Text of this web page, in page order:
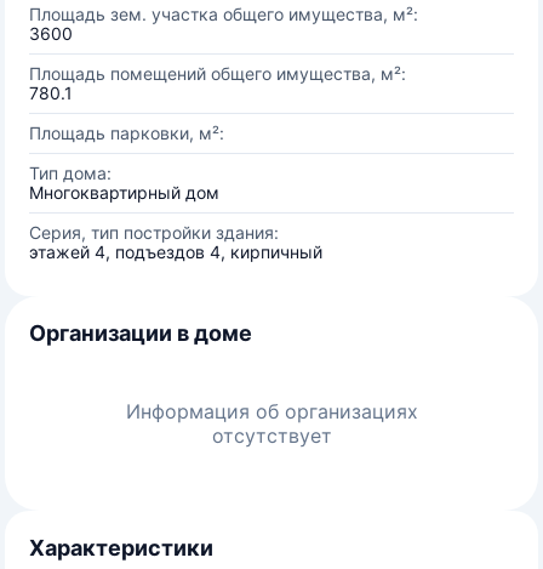
Площадь зем. участка общего имущества, м²:
3600
Площадь помещений общего имущества, м²:
780.1
Площадь парковки, м²:
Тип дома:
Многоквартирный дом
Серия, тип постройки здания:
этажей 4, подъездов 4, кирпичный
Организации в доме
Информация об организациях
отсутствует
Характеристики